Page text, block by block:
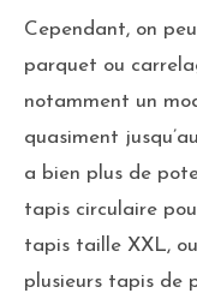
Cependant, on
parquet ou
notamment un
quasiment
a bien plus de
tapis circulaire
tapis taille XXL,
plusieurs tapis de